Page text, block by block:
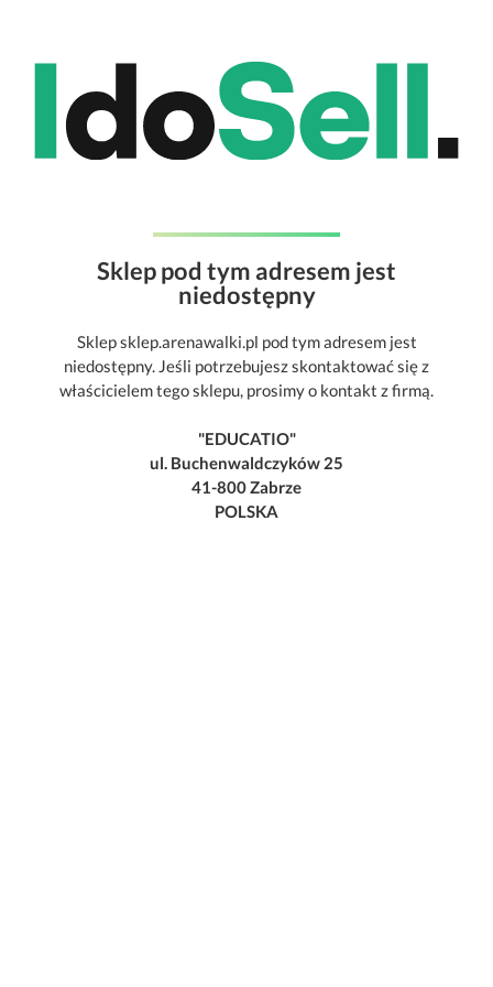
Sklep pod tym adresem jest
niedostępny
Sklep sklep.arenawalki.pl pod tym adresem jest
niedostępny. Jeśli potrzebujesz skontaktować się z
właścicielem tego sklepu, prosimy o kontakt z firmą.
"EDUCATIO"
ul. Buchenwaldczyków 25
41-800 Zabrze
POLSKA